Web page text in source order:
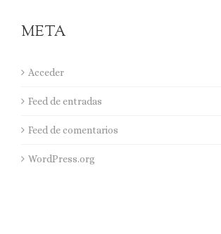
META
Acceder
Feed de entradas
Feed de comentarios
WordPress.org